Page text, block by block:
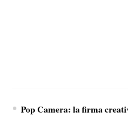
Pop Camera: la firma